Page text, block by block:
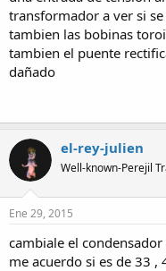
transformador a ver si
tambien las bobinas
tambien el puente
dañado
el-rey-julien
Well-known-Perejil
Ene 29, 2015
cambiale el
me acuerdo si es de 33 ,